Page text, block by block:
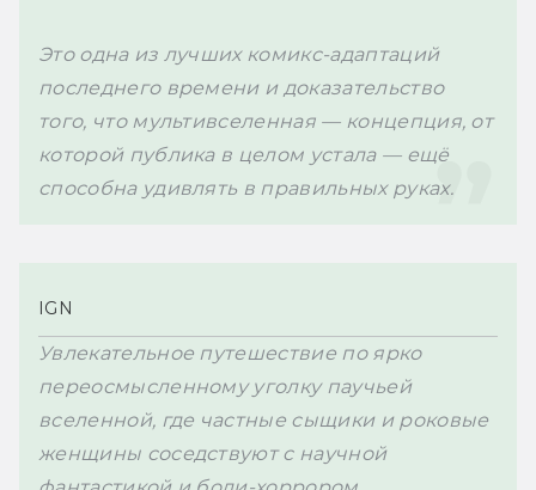
Это одна из лучших комикс-адаптаций
последнего времени и доказательство
того, что мультивселенная — концепция, от
которой публика в целом устала — ещё
способна удивлять в правильных руках.
IGN
Увлекательное путешествие по ярко
переосмысленному уголку паучьей
вселенной, где частные сыщики и роковые
женщины соседствуют с научной